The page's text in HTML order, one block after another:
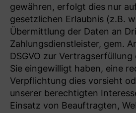
gewähren, erfolgt dies nur
gesetzlichen Erlaubnis (z.B.
Übermittlung der Daten an
Zahlungsdienstleister, gem.
DSGVO zur
Sie eingewilligt haben, eine
Verpflichtung dies vorsieht
unserer berechtigten
Einsatz von Beauftragten,